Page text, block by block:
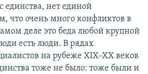
единства, нет единой
что очень много конфликтов в
деле это беда любой крупной
есть люди. В рядах
на рубеже XIX–XX веков
тоже не было: тоже были и